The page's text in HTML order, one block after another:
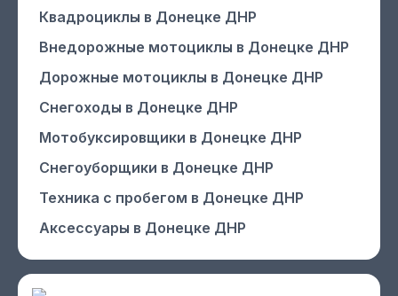
Квадроциклы в Донецке ДНР
Внедорожные мотоциклы в Донецке ДНР
Дорожные мотоциклы в Донецке ДНР
Снегоходы в Донецке ДНР
Мотобуксировщики в Донецке ДНР
Снегоуборщики в Донецке ДНР
Техника с пробегом в Донецке ДНР
Аксессуары в Донецке ДНР